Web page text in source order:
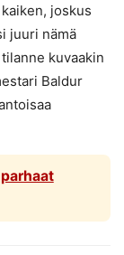
joskus
juuri nämä
kuvaakin
Baldur